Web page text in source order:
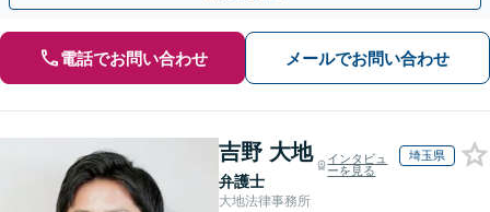
電話でお問い合わせ メールでお問い合わせ
吉野 大地
弁護士
インタビュ
ーを見る
埼玉県
大地法律事務所